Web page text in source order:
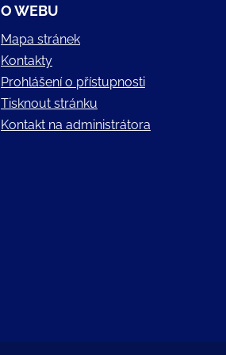
O WEBU
Mapa stránek
Kontakty
Prohlášení o přístupnosti
Tisknout stránku
Kontakt na administrátora